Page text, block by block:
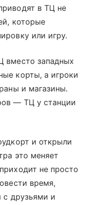
в ТЦ не
которые
или игру.
вместо западных
корты, а игроки
и магазины.
— ТЦ у станции
и открыли
это меняет
не просто
время,
с друзьями и